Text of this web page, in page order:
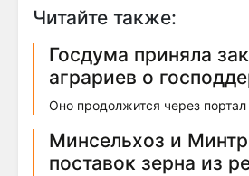
Читайте также:
Госдума приняла
аграриев о
Оно продолжится через портал
Минсельхоз и
поставок зерна из